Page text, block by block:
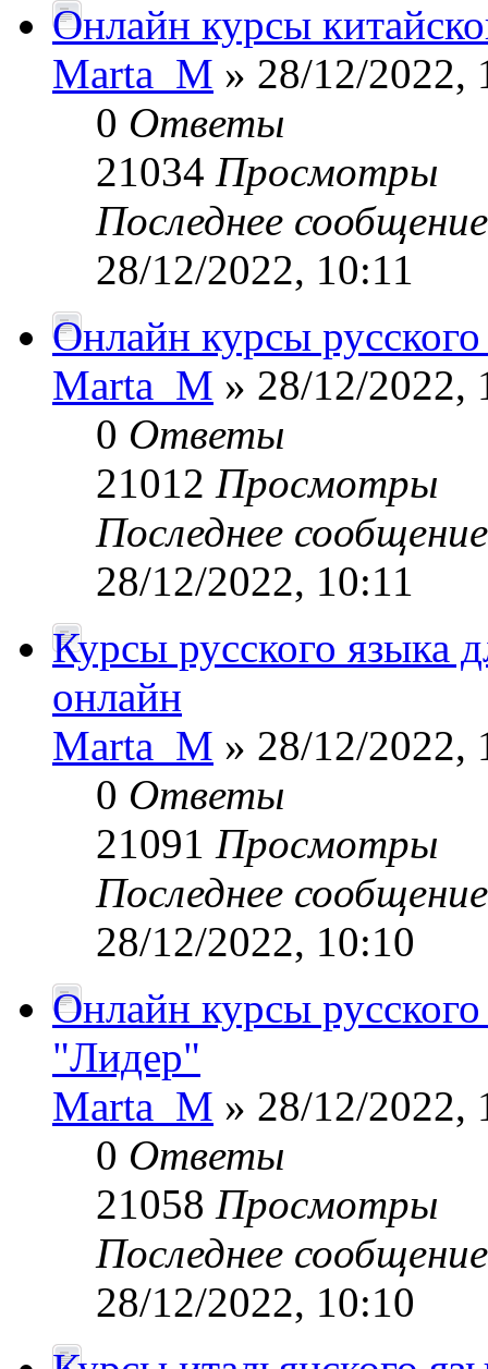
Онлайн курсы
Marta_M » 28/12/2022,
0 Ответы
21034 Просмотры
Последнее
28/12/2022, 10:11
Онлайн курсы
Marta_M » 28/12/2022,
0 Ответы
21012 Просмотры
Последнее
28/12/2022, 10:11
Курсы русского языка
онлайн
Marta_M » 28/12/2022,
0 Ответы
21091 Просмотры
Последнее
28/12/2022, 10:10
Онлайн курсы
"Лидер"
Marta_M » 28/12/2022,
0 Ответы
21058 Просмотры
Последнее
28/12/2022, 10:10